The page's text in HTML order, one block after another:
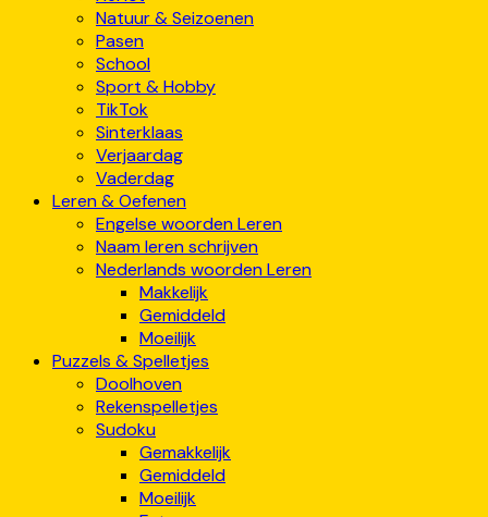
Natuur & Seizoenen
Pasen
School
Sport & Hobby
TikTok
Sinterklaas
Verjaardag
Vaderdag
Leren & Oefenen
Engelse woorden Leren
Naam leren schrijven
Nederlands woorden Leren
Makkelijk
Gemiddeld
Moeilijk
Puzzels & Spelletjes
Doolhoven
Rekenspelletjes
Sudoku
Gemakkelijk
Gemiddeld
Moeilijk